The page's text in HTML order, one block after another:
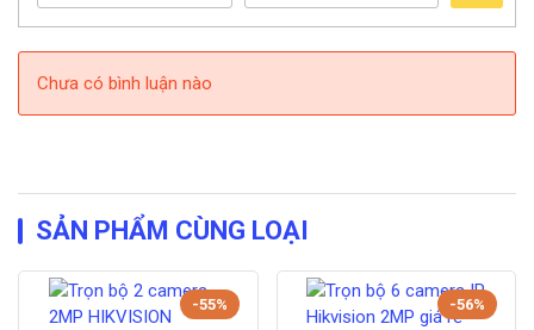
Chưa có bình luận nào
SẢN PHẨM CÙNG LOẠI
-55% -56%